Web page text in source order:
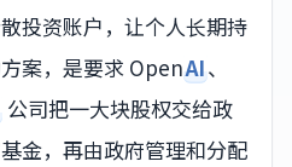
投资账户，让个人长期持
案，是要求 OpenAI、
公司把一大块股权交给政
金，再由政府管理和分配